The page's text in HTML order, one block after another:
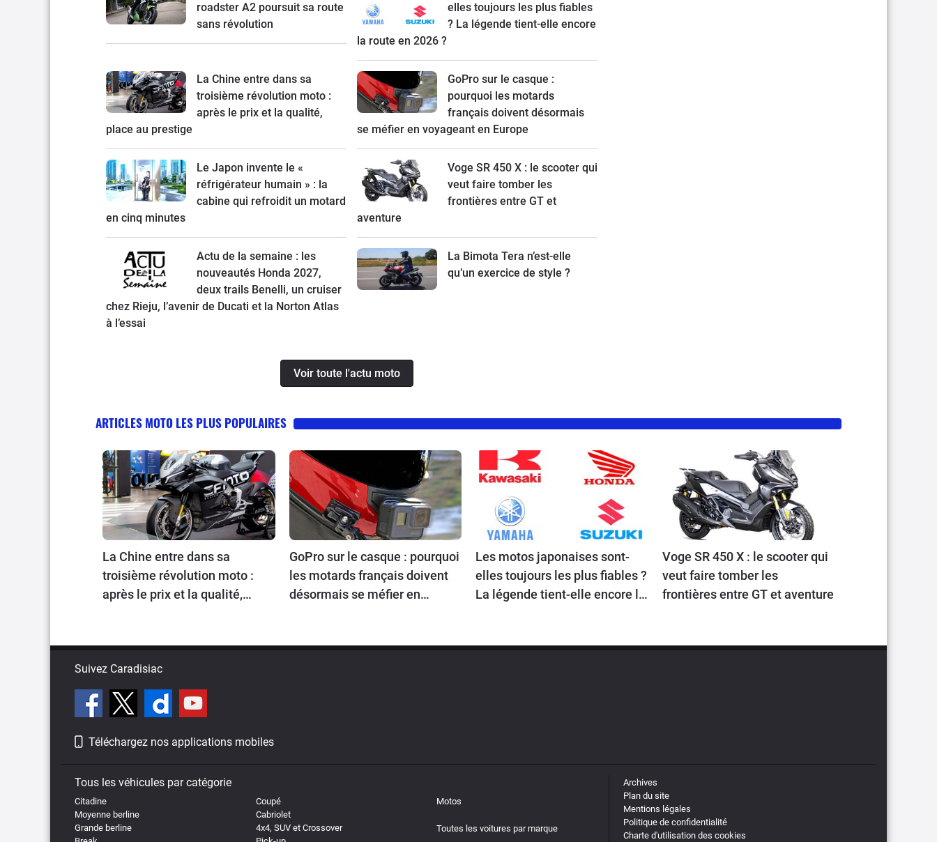
roadster A2 poursuit sa route
sans révolution
elles toujours les plus fiables
? La légende tient-elle encore
la route en 2026 ?
La Chine entre dans sa
troisième révolution moto :
après le prix et la qualité,
place au prestige
GoPro sur le casque :
pourquoi les motards
français doivent désormais
se méfier en voyageant en Europe
Le Japon invente le «
réfrigérateur humain » : la
cabine qui refroidit un motard
en cinq minutes
Voge SR 450 X : le scooter qui
veut faire tomber les
frontières entre GT et
aventure
Actu de la semaine : les
nouveautés Honda 2027,
deux trails Benelli, un cruiser
chez Rieju, l’avenir de Ducati et la Norton Atlas
à l’essai
La Bimota Tera n’est-elle
qu’un exercice de style ?
Voir toute l'actu moto
ARTICLES MOTO LES PLUS POPULAIRES
La Chine entre dans sa
troisième révolution moto :
après le prix et la qualité,
GoPro sur le casque : pourquoi
les motards français doivent
désormais se méfier en
Les motos japonaises sont-
elles toujours les plus fiables ?
La légende tient-elle encore la
Voge SR 450 X : le scooter qui
veut faire tomber les
frontières entre GT et aventure
Suivez Caradisiac
Téléchargez nos applications mobiles
Tous les véhicules par catégorie
Citadine
Moyenne berline
Grande berline
Coupé
Cabriolet
4x4, SUV et Crossover
Motos
Toutes les voitures par marque
Archives
Plan du site
Mentions légales
Politique de confidentialité
Charte d'utilisation des cookies